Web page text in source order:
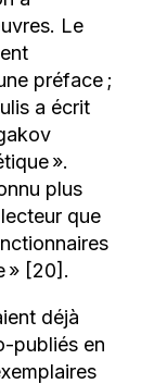
Le
préface ;
a écrit
».
plus
que
» [20].
déjà
publiés en